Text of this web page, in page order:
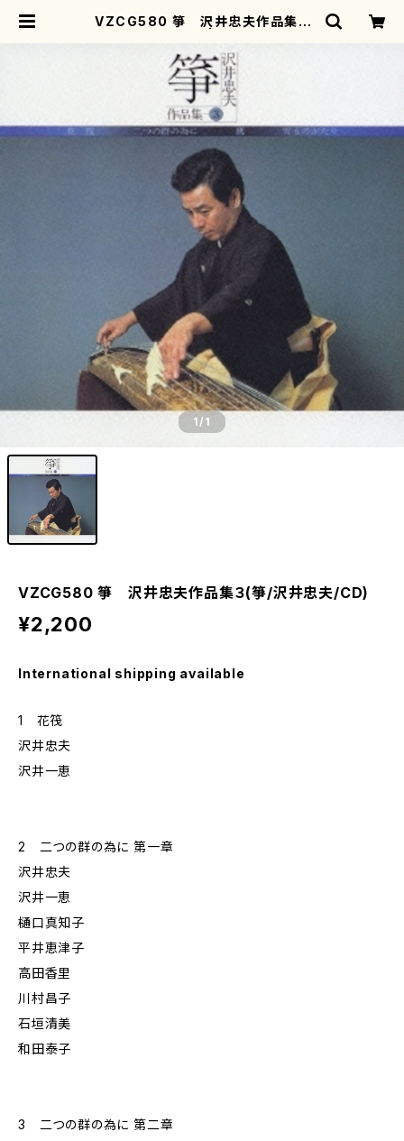
VZCG580 箏 沢井忠夫作品集３
1/1
VZCG580 箏 沢井忠夫作品集３(箏/沢井忠夫/CD)
¥2,200
International shipping available
1 花筏
沢井忠夫
沢井一恵
2 二つの群の為に 第一章
沢井忠夫
沢井一恵
樋口真知子
平井恵津子
高田香里
川村昌子
石垣清美
和田泰子
3 二つの群の為に 第二章